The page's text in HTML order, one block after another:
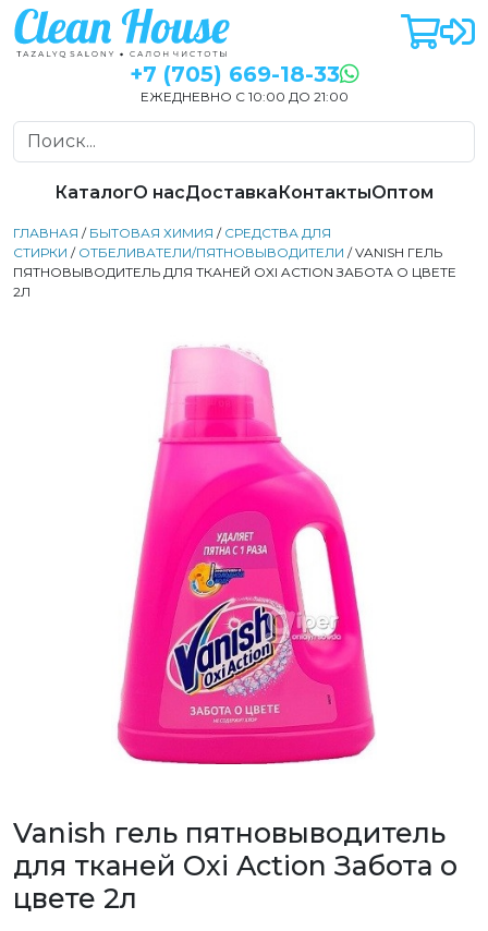
+7 (705) 669-18-33
ЕЖЕДНЕВНО С 10:00 ДО 21:00
КаталогО насДоставкаКонтактыОптом
ГЛАВНАЯ / БЫТОВАЯ ХИМИЯ / СРЕДСТВА ДЛЯ
СТИРКИ / ОТБЕЛИВАТЕЛИ/ПЯТНОВЫВОДИТЕЛИ / VANISH ГЕЛЬ
ПЯТНОВЫВОДИТЕЛЬ ДЛЯ ТКАНЕЙ OXI ACTION ЗАБОТА О ЦВЕТЕ
2Л
Vanish гель пятновыводитель
для тканей Oxi Action Забота о
цвете 2л